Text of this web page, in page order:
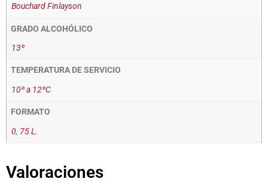
Bouchard Finlayson
GRADO ALCOHÓLICO
13º
TEMPERATURA DE SERVICIO
10º a 12ºC
FORMATO
0, 75 L.
Valoraciones